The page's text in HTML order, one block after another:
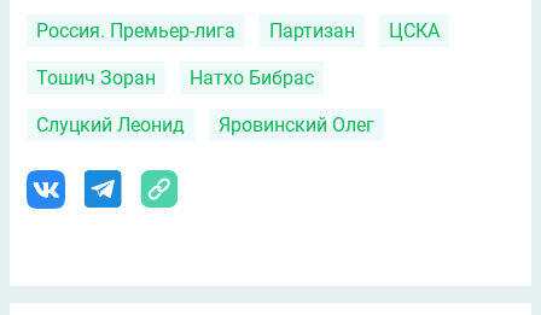
Россия. Премьер-лига Партизан ЦСКА
Тошич Зоран Натхо Бибрас
Слуцкий Леонид Яровинский Олег